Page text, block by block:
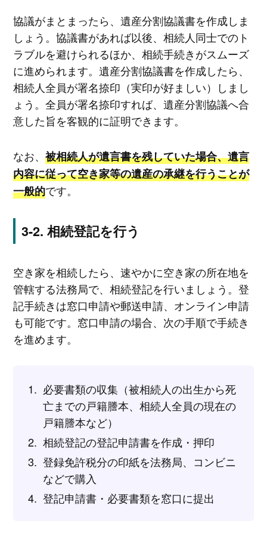
協議がまとまったら、遺産分割協議書を作成しま
しょう。協議書があれば以後、相続人同士でのト
ラブルを避けられるほか、相続手続きがスムーズ
に進められます。遺産分割協議書を作成したら、
相続人全員が署名捺印（実印が好ましい）しまし
ょう。全員が署名捺印すれば、遺産分割協議へ合
意した旨を客観的に証明できます。
なお、被相続人が遺言書を残していた場合、遺言
内容に従って空き家等の遺産の承継を行うことが
一般的です。
相続登記を行う
空き家を相続したら、速やかに空き家の所在地を
管轄する法務局で、相続登記を行いましょう。登
記手続きは窓口申請や郵送申請、オンライン申請
も可能です。窓口申請の場合、次の手順で手続き
を進めます。
必要書類の収集（被相続人の出生から死
亡までの戸籍謄本、相続人全員の現在の
戸籍謄本など）
相続登記の登記申請書を作成・押印
登録免許税分の印紙を法務局、コンビニ
などで購入
登記申請書・必要書類を窓口に提出